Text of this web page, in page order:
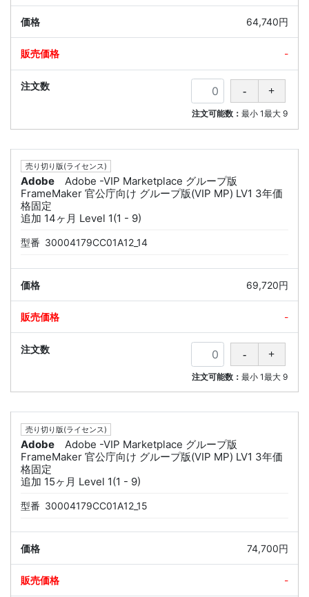
64,740円
-
注文可能数：最小 1最大 9
売り切り版(ライセンス)
Adobe
Adobe -VIP Marketplace グループ版
FrameMaker 官公庁向け グループ版(VIP MP) LV1 3年価
格固定
追加 14ヶ月 Level 1(1 - 9)
型番 30004179CC01A12_14
69,720円
-
注文可能数：最小 1最大 9
売り切り版(ライセンス)
Adobe
Adobe -VIP Marketplace グループ版
FrameMaker 官公庁向け グループ版(VIP MP) LV1 3年価
格固定
追加 15ヶ月 Level 1(1 - 9)
型番 30004179CC01A12_15
74,700円
-